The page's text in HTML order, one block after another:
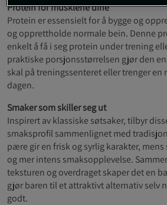
Protein for musklene dine
Protein er essensielt for å bygge og
og opprettholde normale bein. Denne
enkelt å få i seg protein under trening
praktiske porsjonsstørrelsen gjør den
skal på treningssenteret eller trenger en
dagen.
Smaker som skiller seg ut
Inspirert av klassiske søtsaker, tilbyr
smaksprofil sammenlignet med
pære gir en frisk og syrlig karakter,
og mer intens smaksopplevelse.
teksturen og overdraget skaper det en
gjør baren til et attraktivt alternativ selv
godt.